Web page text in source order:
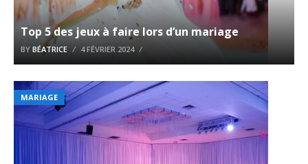
Top 5 des jeux à faire lors d’un mariage
BY BÉATRICE 4 FÉVRIER 2024
MARIAGE